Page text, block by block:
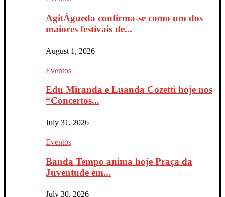
AgitÁgueda confirma-se como um dos
maiores festivais de...
August 1, 2026
Eventos
Edu Miranda e Luanda Cozetti hoje nos
“Concertos...
July 31, 2026
Eventos
Banda Tempo anima hoje Praça da
Juventude em...
July 30, 2026